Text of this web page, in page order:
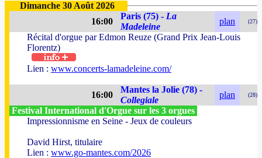
Dimanche 30 Août 2026
16:00
Paris (75) - La
Madeleine
plan (27)
Récital d'orgue par Edmon Reuze (Grand Prix Jean-Louis
Florentz)
Lien : www.concerts-lamadeleine.com/
16:00
Mantes la Jolie (78) -
Collegiale
plan (28)
Festival International d'Orgue sur les 3 orgues
Impressionnisme en Seine - Jeux de couleurs
David Hirst, titulaire
Lien : www.go-mantes.com/2026